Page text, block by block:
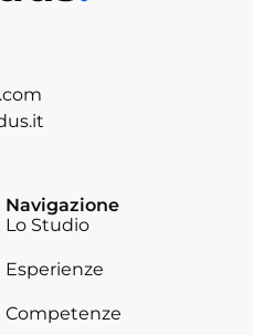
Navigazione
Lo Studio
Esperienze
Competenze